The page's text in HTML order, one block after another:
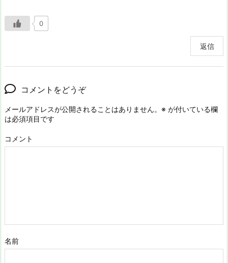
0
返信
コメントをどうぞ
メールアドレスが公開されることはありません。 ※ が付いている欄
は必須項目です
コメント
名前